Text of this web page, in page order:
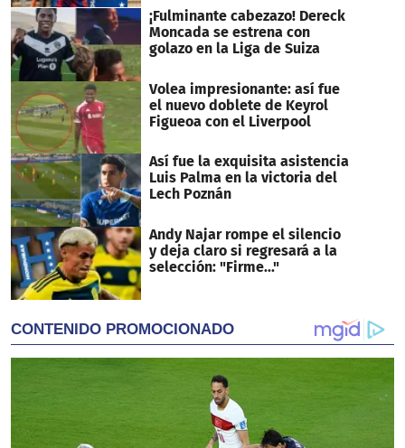
¡Fulminante cabezazo! Dereck
Moncada se estrena con
golazo en la Liga de Suiza
Volea impresionante: así fue
el nuevo doblete de Keyrol
Figueoa con el Liverpool
Así fue la exquisita asistencia
Luis Palma en la victoria del
Lech Poznán
Andy Najar rompe el silencio
y deja claro si regresará a la
selección: "Firme..."